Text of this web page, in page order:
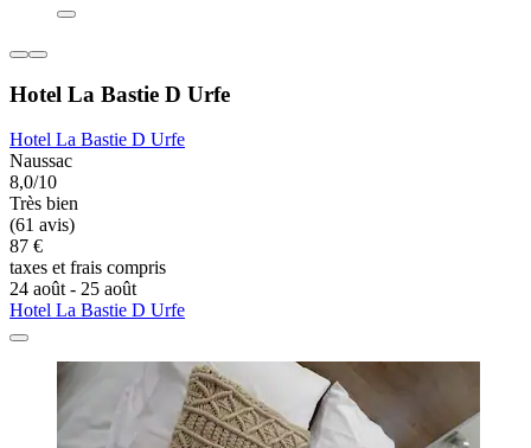
Hotel La Bastie D Urfe
Hotel La Bastie D Urfe
Naussac
8,0/10
Très bien
(61 avis)
87 €
taxes et frais compris
24 août - 25 août
Hotel La Bastie D Urfe